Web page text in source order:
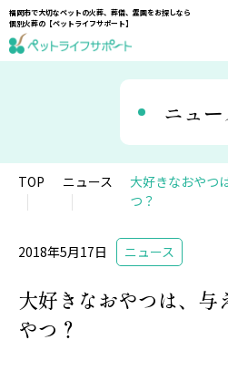
福岡市で大切なペットの火葬、葬儀、霊園をお探しなら
個別火葬の【ペットライフサポート】
ニュー
TOP ニュース
大好きなおやつ
つ？
2018年5月17日 ニュース
大好きなおやつは、与
やつ？